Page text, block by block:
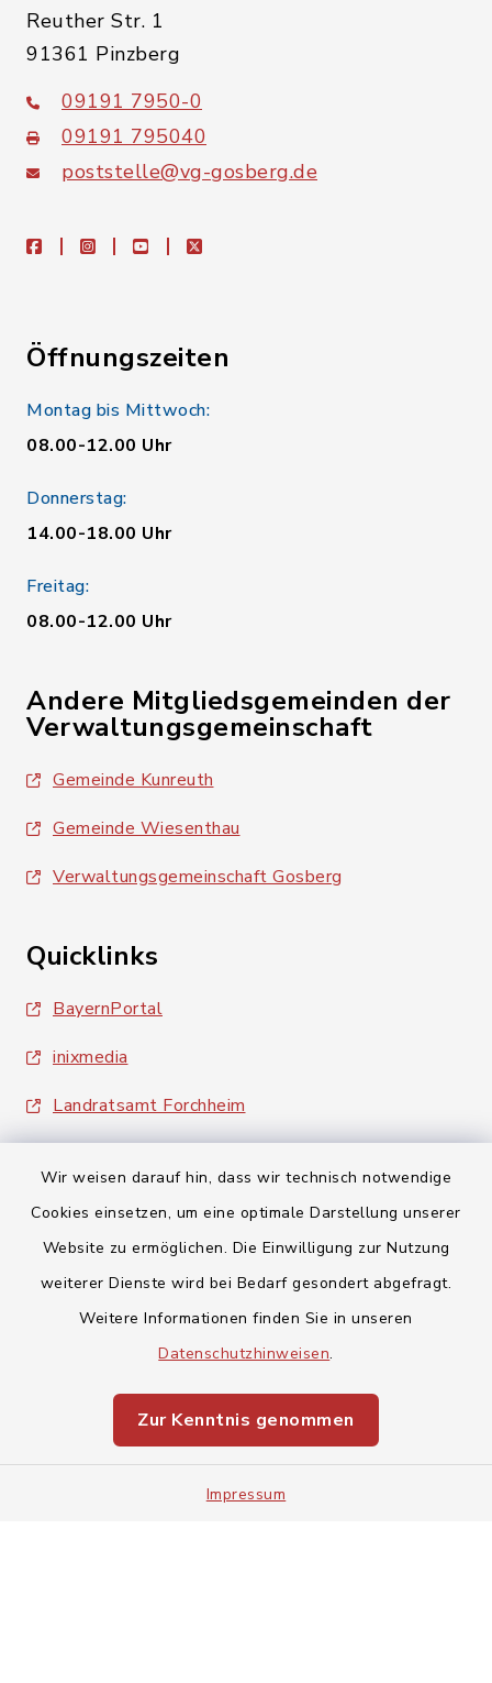
Wir weisen darauf hin, dass wir technisch notwendige
Cookies einsetzen, um eine optimale Darstellung unserer
Website zu ermöglichen. Die Einwilligung zur Nutzung
weiterer Dienste wird bei Bedarf gesondert abgefragt.
Weitere Informationen finden Sie in unseren
Datenschutzhinweisen.
Zur Kenntnis genommen
Impressum
Reuther Str. 1
91361 Pinzberg
09191 7950-0
09191 795040
poststelle@vg-gosberg.de
facebookinstagramyoutubeX
Öffnungszeiten
Montag bis Mittwoch:
08.00-12.00 Uhr
Donnerstag:
14.00-18.00 Uhr
Freitag:
08.00-12.00 Uhr
Andere Mitgliedsgemeinden der
Verwaltungsgemeinschaft
Gemeinde Kunreuth
Gemeinde Wiesenthau
Verwaltungsgemeinschaft Gosberg
Quicklinks
BayernPortal
inixmedia
Landratsamt Forchheim
Barrierefreiheit
Impressum
Sitemap